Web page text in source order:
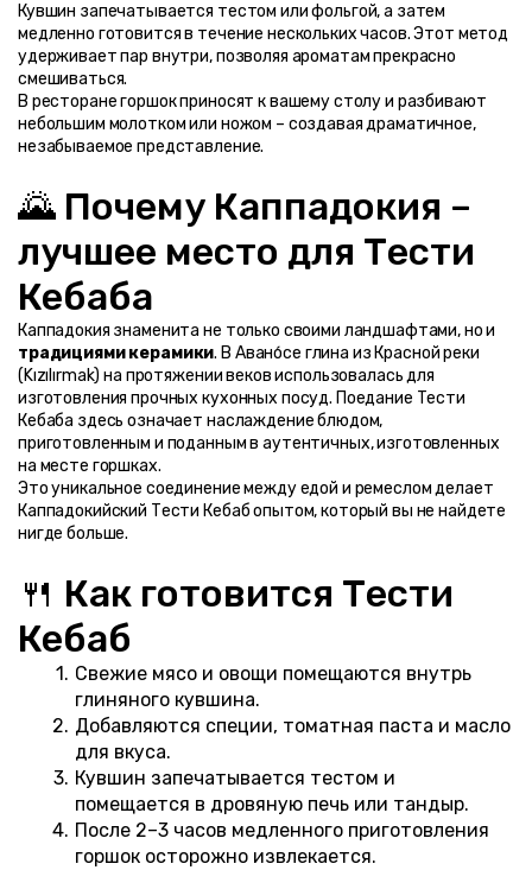
Кувшин запечатывается тестом или фольгой, а затем
медленно готовится в течение нескольких часов. Этот метод
удерживает пар внутри, позволяя ароматам прекрасно
смешиваться.
В ресторане горшок приносят к вашему столу и разбивают
небольшим молотком или ножом – создавая драматичное,
незабываемое представление.
🌄 Почему Каппадокия –
лучшее место для Тести
Кебаба
традициями керамики. В Авано́се глина из Красной реки
(Kızılırmak) на протяжении веков использовалась для
изготовления прочных кухонных посуд. Поедание Тести
Кебаба здесь означает наслаждение блюдом,
приготовленным и поданным в аутентичных, изготовленных
на месте горшках.
Это уникальное соединение между едой и ремеслом делает
Каппадокийский Тести Кебаб опытом, который вы не найдете
нигде больше.
🍴 Как готовится Тести
Кебаб
Свежие мясо и овощи помещаются внутрь
глиняного кувшина.
Добавляются специи, томатная паста и масло
для вкуса.
Кувшин запечатывается тестом и
помещается в дровяную печь или тандыр.
После 2–3 часов медленного приготовления
горшок осторожно извлекается.